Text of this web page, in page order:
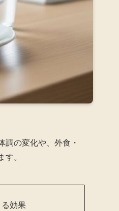
調の変化や、外食・
。
効果